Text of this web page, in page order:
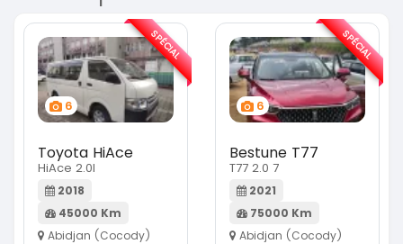
6
Toyota HiAce
HiAce 2.0l
2018
45000 Km
Abidjan (Cocody)
SPÉCIAL
6
Bestune T77
T77 2.0 7
2021
75000 Km
Abidjan (Cocody)
SPÉCIAL